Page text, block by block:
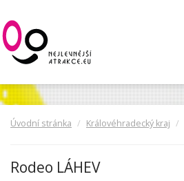
Úvodní stránka Královéhradecký kraj
Rodeo LÁHEV